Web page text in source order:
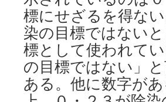
標にせざるを得な
染の目標ではない
標として使われて
の目標ではない」
ある。他に数字が